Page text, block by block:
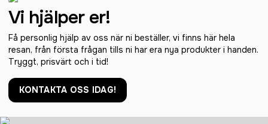
Vi hjälper er!
Få personlig hjälp av oss när ni beställer, vi finns här hela
resan, från första frågan tills ni har era nya produkter i handen.
Tryggt, prisvärt och i tid!
KONTAKTA OSS IDAG!